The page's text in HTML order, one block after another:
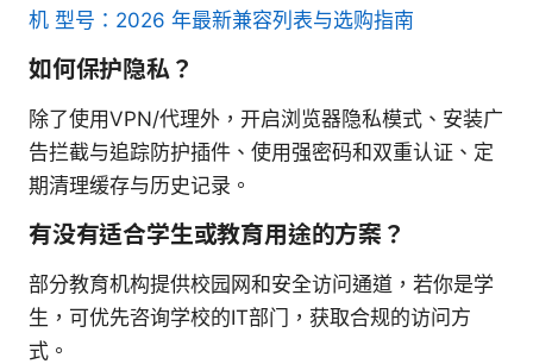
机 型号：2026 年最新兼容列表与选购指南
如何保护隐私？
除了使用VPN/代理外，开启浏览器隐私模式、安装广
告拦截与追踪防护插件、使用强密码和双重认证、定
期清理缓存与历史记录。
有没有适合学生或教育用途的方案？
部分教育机构提供校园网和安全访问通道，若你是学
生，可优先咨询学校的IT部门，获取合规的访问方
式。